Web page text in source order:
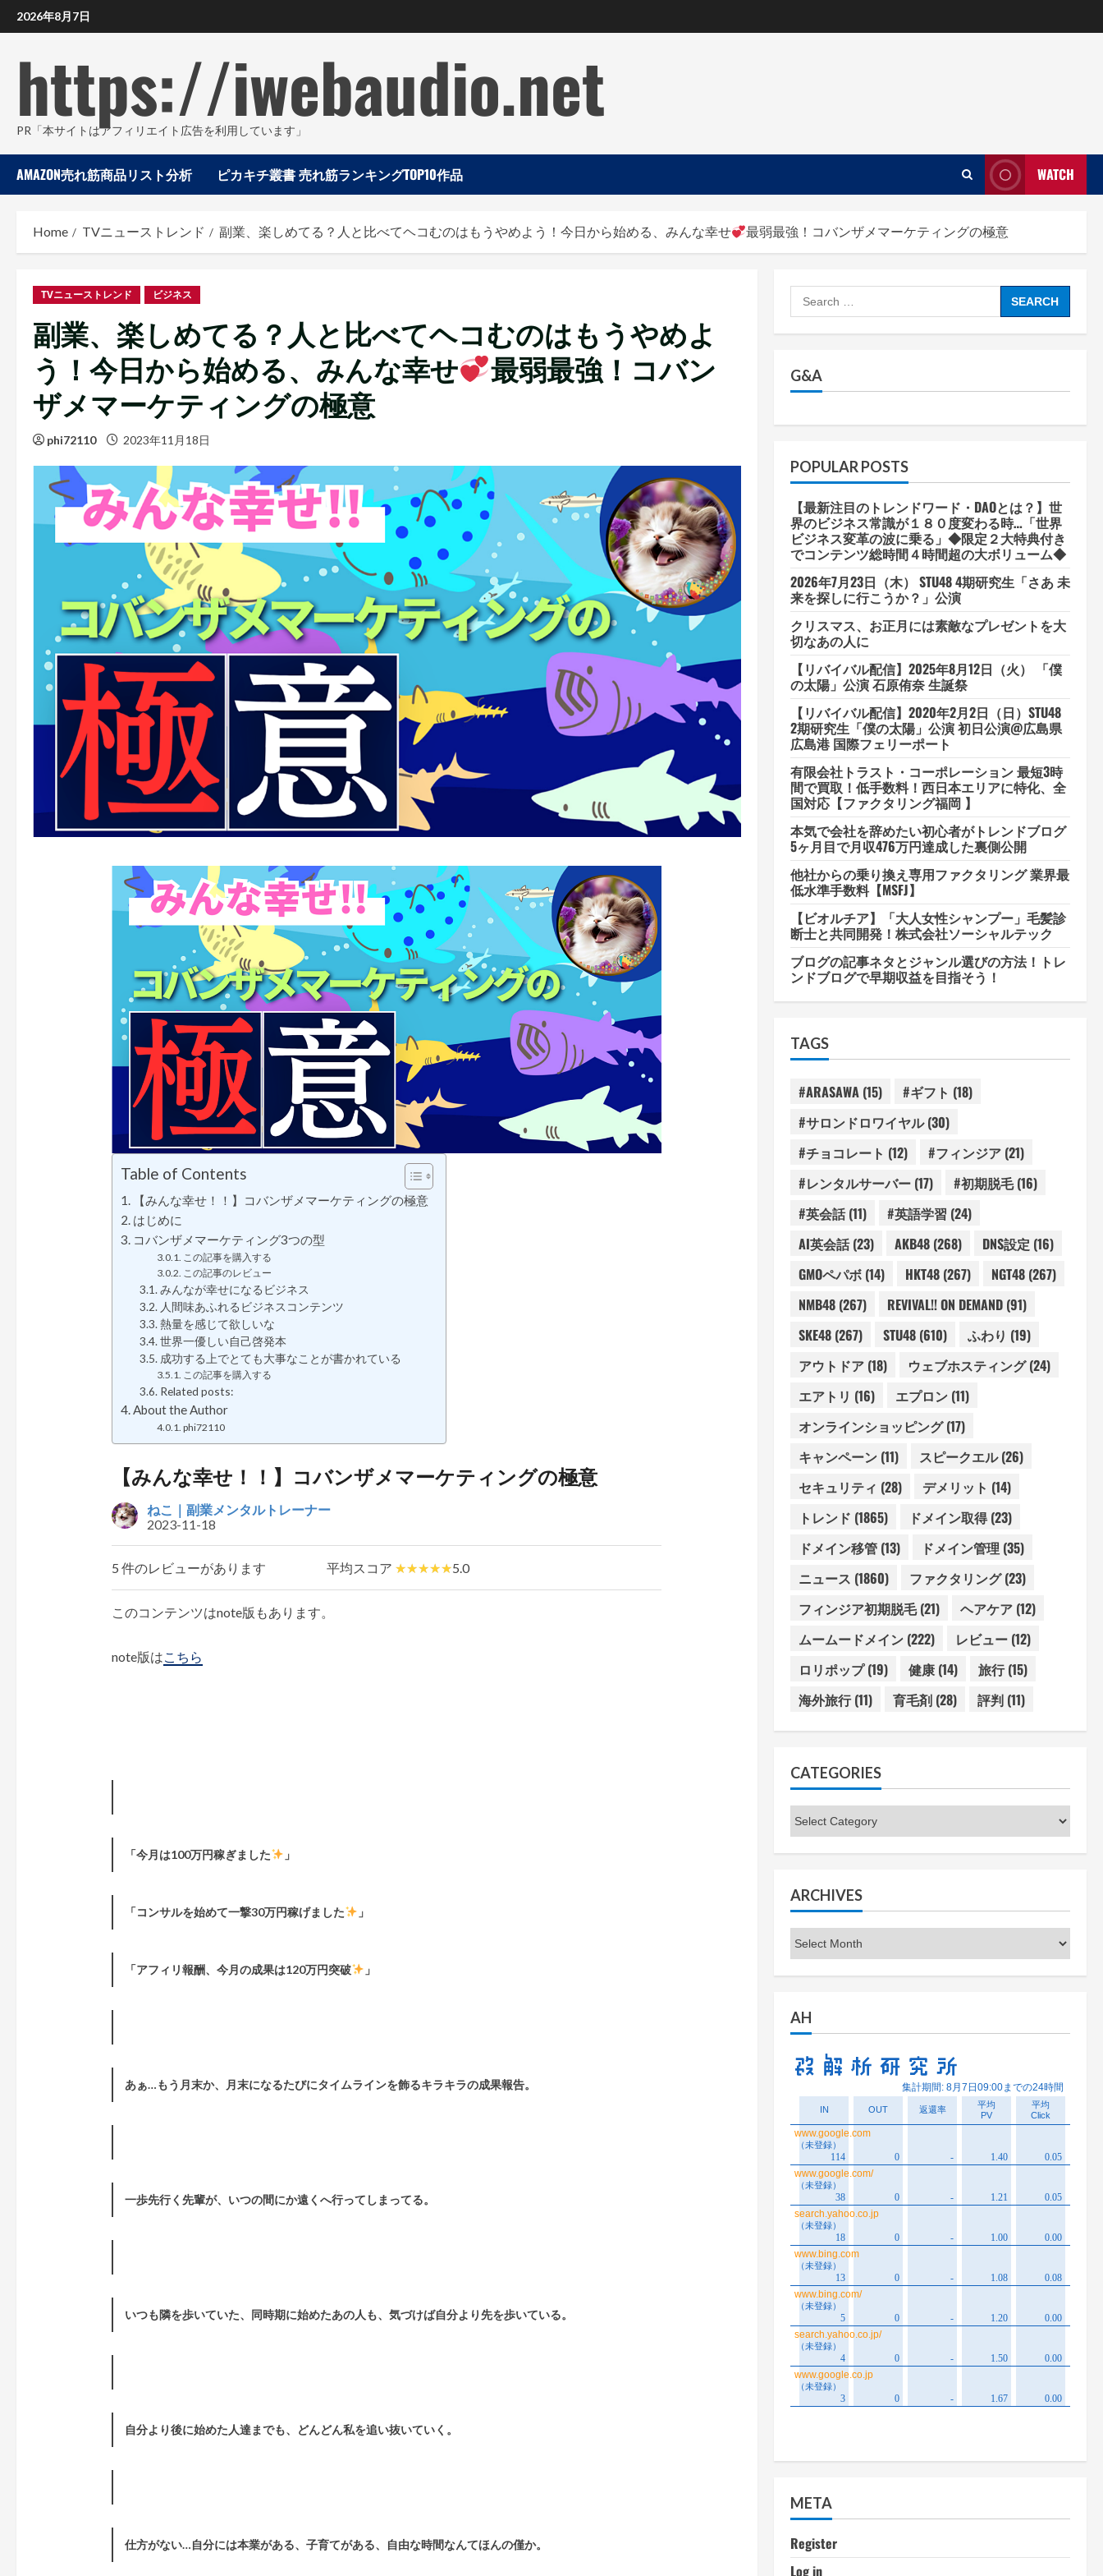
2026年8月7日
https://iwebaudio.net
PR「本サイトはアフィリエイト広告を利用しています」
AMAZON売れ筋商品リスト分析 ピカキチ叢書 売れ筋ランキングTOP10作品 WATCH
Home TVニューストレンド 副業、楽しめてる？人と比べてヘコむのはもうやめよう！今日から始める、みんな幸せ 最弱最強！コバンザメマーケティングの極意
TVニューストレンド ビジネス
副業、楽しめてる？人と比べてヘコむのはもうやめよ
う！今日から始める、みんな幸せ
最弱最強！コバン
ザメマーケティングの極意
phi72110 2023年11月18日
Table of Contents
【みんな幸せ！！】コバンザメマーケティングの極意
はじめに
コバンザメマーケティング3つの型
この記事を購入する
この記事のレビュー
みんなが幸せになるビジネス
人間味あふれるビジネスコンテンツ
熱量を感じて欲しいな
世界一優しい自己啓発本
成功する上でとても大事なことが書かれている
この記事を購入する
Related posts:
About the Author
phi72110
【みんな幸せ！！】コバンザメマーケティングの極意
ねこ｜副業メンタルトレーナー
2023-11-18
5 件のレビューがあります 平均スコア 5.0
このコンテンツはnote版もあります。
note版はこちら
「今月は100万円稼ぎました 」
「コンサルを始めて一撃30万円稼げました 」
「アフィリ報酬、今月の成果は120万円突破 」
あぁ…もう月末か、月末になるたびにタイムラインを飾るキラキラの成果報告。
一歩先行く先輩が、いつの間にか遠くへ行ってしまってる。
いつも隣を歩いていた、同時期に始めたあの人も、気づけば自分より先を歩いている。
自分より後に始めた人達までも、どんどん私を追い抜いていく。
仕方がない…自分には本業がある、子育てがある、自由な時間なんてほんの僅か。
for:
G&A
POPULAR POSTS
【最新注目のトレンドワード・DAOとは？】世
界のビジネス常識が１８０度変わる時…「世界
ビジネス変革の波に乗る」◆限定２大特典付き
でコンテンツ総時間４時間超の大ボリューム◆
2026年7月23日（木） STU48 4期研究生「さあ 未
来を探しに行こうか？」公演
クリスマス、お正月には素敵なプレゼントを大
切なあの人に
【リバイバル配信】2025年8月12日（火） 「僕
の太陽」公演 石原侑奈 生誕祭
【リバイバル配信】2020年2月2日（日）STU48
2期研究生「僕の太陽」公演 初日公演@広島県
広島港 国際フェリーポート
有限会社トラスト・コーポレーション 最短3時
間で買取！低手数料！西日本エリアに特化、全
国対応【ファクタリング福岡 】
本気で会社を辞めたい初心者がトレンドブログ
5ヶ月目で月収476万円達成した裏側公開
他社からの乗り換え専用ファクタリング 業界最
低水準手数料【MSFJ】
【ビオルチア】「大人女性シャンプー」毛髪診
断士と共同開発！株式会社ソーシャルテック
ブログの記事ネタとジャンル選びの方法！トレ
ンドブログで早期収益を目指そう！
TAGS
#ARASAWA(15) #ギフト (18)
#サロンドロワイヤル(30)
#チョコレート (12) #フィンジア(21)
#レンタルサーバー(17) #初期脱毛(16)
#英会話(11) #英語学習 (24)
AI英会話(23) AKB48(268) DNS設定 (16)
GMOペパボ(14) HKT48(267) NGT48(267)
NMB48(267) REVIVAL!! ON DEMAND(91)
SKE48(267) STU48(610) ふわり (19)
アウトドア(18) ウェブホスティング(24)
エアトリ (16) エプロン(11)
オンラインショッピング(17)
キャンペーン(11) スピークエル(26)
セキュリティ (28) デメリット (14)
トレンド (1865) ドメイン取得(23)
ドメイン移管(13) ドメイン管理 (35)
ニュース (1860) ファクタリング(23)
フィンジア初期脱毛(21) ヘアケア(12)
ムームードメイン(222) レビュー(12)
ロリポップ(19) 健康(14) 旅行(15)
海外旅行(11) 育毛剤(28) 評判(11)
CATEGORIES
ARCHIVES
AH
META
Register
Log in